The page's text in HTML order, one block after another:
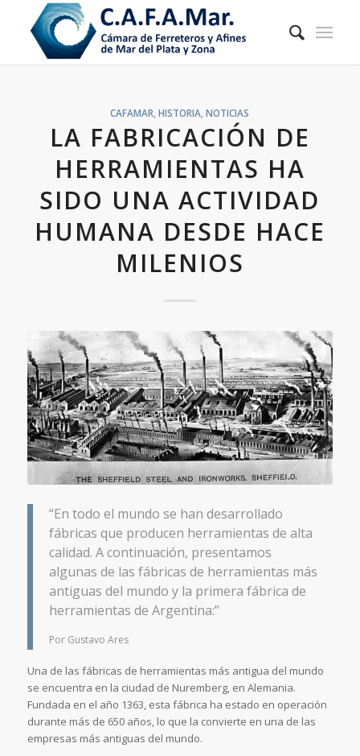
CAFAMAR ,HISTORIA ,NOTICIAS
LA FABRICACIÓN DE
HERRAMIENTAS HA
SIDO UNA ACTIVIDAD
HUMANA DESDE HACE
MILENIOS
“En todo el mundo se han desarrollado
fábricas que producen herramientas de alta
calidad. A continuación, presentamos
algunas de las fábricas de herramientas más
antiguas del mundo y la primera fábrica de
herramientas de Argentina:”
Por Gustavo Ares
Una de las fábricas de herramientas más antigua del mundo
se encuentra en la ciudad de Nuremberg, en Alemania.
Fundada en el año 1363, esta fábrica ha estado en operación
durante más de 650 años, lo que la convierte en una de las
empresas más antiguas del mundo.
ayudarte? Podés consultarme sobre la cámara,